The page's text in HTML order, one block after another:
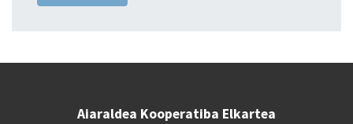
Aiaraldea Kooperatiba Elkartea